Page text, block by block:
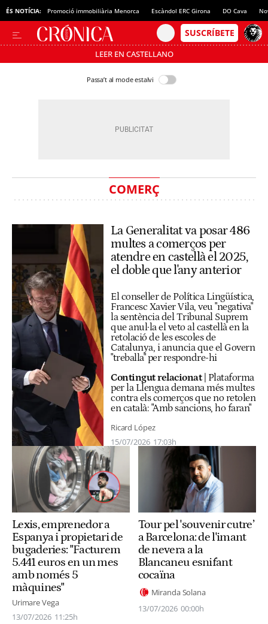
ÉS NOTÍCIA: Promoció immobiliària Menorca Escàndol ERC Girona DO Cava
LEER EN CASTELLANO
Passa’t al mode estalvi
COMERÇ
La Generalitat va posar 486
multes a comerços per
atendre en castellà el 2025,
el doble que l'any anterior
El conseller de Política Lingüística,
Francesc Xavier Vila, veu "negativa"
la sentència del Tribunal Suprem
que anul·la el veto al castellà en la
retolació de les escoles de
Catalunya, i anuncia que el Govern
"treballa" per respondre-hi
Contingut relacionat| Plataforma
per la Llengua demana més multes
contra els comerços que no retolen
en català: "Amb sancions, ho faran"
Ricard López
15/07/2026 17:03h
Lexis, emprenedor a
Espanya i propietari de
bugaderies: "Facturem
5.441 euros en un mes
amb només 5
màquines"
Urimare Vega
13/07/2026 11:25h
Tour pel 'souvenir cutre’
a Barcelona: de l'imant
de nevera a la
Blancaneu esnifant
cocaïna
Miranda Solana
13/07/2026 00:00h